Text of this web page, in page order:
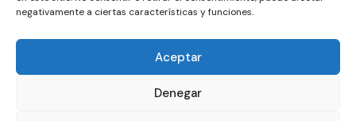
negativamente a ciertas características y funciones.
Aceptar
Denegar